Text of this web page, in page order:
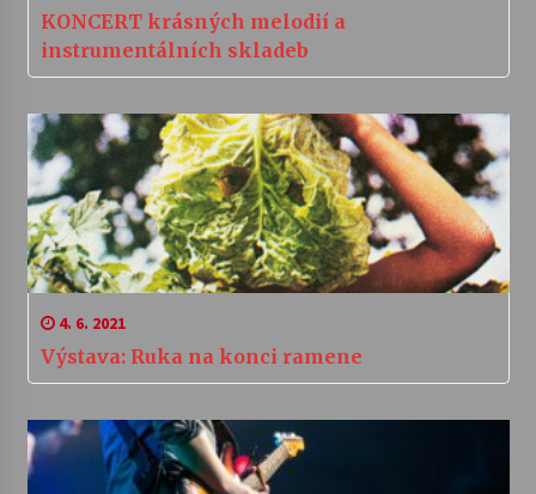
KONCERT krásných melodií a
instrumentálních skladeb
4. 6. 2021
Výstava: Ruka na konci ramene